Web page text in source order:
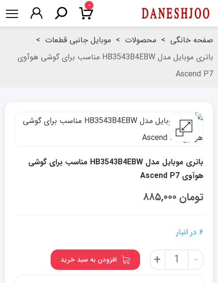
۰
صفحه خانگی > محصولات > موبایل جانبی قطعات >
باتری موبایل مدل HB3543B4EBW مناسب برای گوشی هوآوی
Ascend P7
باتری موبایل مدل HB3543B4EBW مناسب برای گوشی
هوآوی Ascend P7
۸۸۵,۰۰۰ تومان
۶ در انبار
-
باتری
موبایل
+ افزودن به سبد خرید